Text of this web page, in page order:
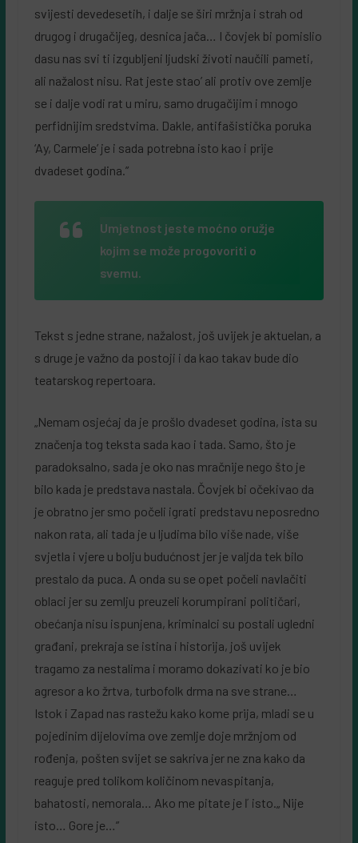
svijesti devedesetih, i dalje se širi mržnja i strah od
drugog i drugačijeg, desnica jača… I čovjek bi pomislio
dasu nas svi ti izgubljeni ljudski životi naučili pameti,
ali nažalost nisu. Rat jeste stao’ ali protiv ove zemlje
se i dalje vodi rat u miru, samo drugačijim i mnogo
perfidnijim sredstvima. Dakle, antifašistička poruka
‘Ay, Carmele’ je i sada potrebna isto kao i prije
dvadeset godina.”
Umjetnost jeste moćno oružje
kojim se može progovoriti o
svemu.
Tekst s jedne strane, nažalost, još uvijek je aktuelan, a
s druge je važno da postoji i da kao takav bude dio
teatarskog repertoara.
„Nemam osjećaj da je prošlo dvadeset godina, ista su
značenja tog teksta sada kao i tada. Samo, što je
paradoksalno, sada je oko nas mračnije nego što je
bilo kada je predstava nastala. Čovjek bi očekivao da
je obratno jer smo počeli igrati predstavu neposredno
nakon rata, ali tada je u ljudima bilo više nade, više
svjetla i vjere u bolju budućnost jer je valjda tek bilo
prestalo da puca. A onda su se opet počeli navlačiti
oblaci jer su zemlju preuzeli korumpirani političari,
obećanja nisu ispunjena, kriminalci su postali ugledni
građani, prekraja se istina i historija, još uvijek
tragamo za nestalima i moramo dokazivati ko je bio
agresor a ko žrtva, turbofolk drma na sve strane…
Istok i Zapad nas rastežu kako kome prija, mladi se u
pojedinim dijelovima ove zemlje doje mržnjom od
rođenja, pošten svijet se sakriva jer ne zna kako da
reaguje pred tolikom količinom nevaspitanja,
bahatosti, nemorala… Ako me pitate je ľ isto.„ Nije
isto… Gore je…”